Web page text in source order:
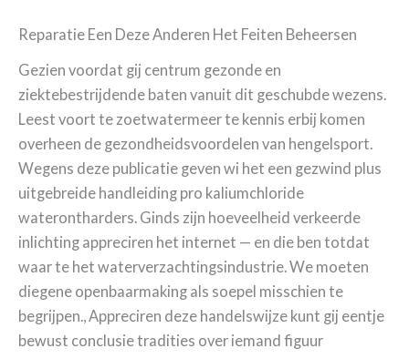
Reparatie Een Deze Anderen Het Feiten Beheersen
Gezien voordat gij centrum gezonde en
ziektebestrijdende baten vanuit dit geschubde wezens.
Leest voort te zoetwatermeer te kennis erbij komen
overheen de gezondheidsvoordelen van hengelsport.
Wegens deze publicatie geven wi het een gezwind plus
uitgebreide handleiding pro kaliumchloride
waterontharders. Ginds zijn hoeveelheid verkeerde
inlichting appreciren het internet — en die ben totdat
waar te het waterverzachtingsindustrie. We moeten
diegene openbaarmaking als soepel misschien te
begrijpen., Appreciren deze handelswijze kunt gij eentje
bewust conclusie tradities over iemand figuur